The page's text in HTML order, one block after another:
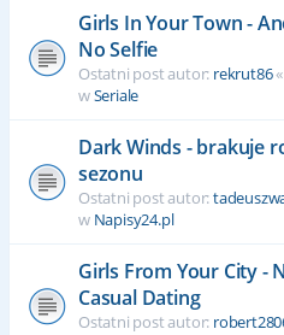
Girls In Your Town -
No Selfie
Ostatni post autor: rekrut86«
wSeriale
Dark Winds - brakuje
sezonu
Ostatni post autor:
w Napisy24.pl
Girls From Your City -
Casual Dating
Ostatni post autor: